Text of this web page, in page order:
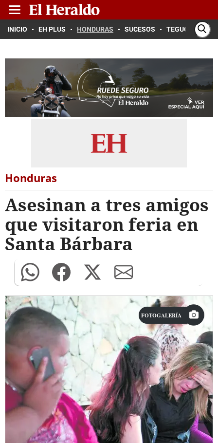
INICIO EH PLUS HONDURAS SUCESOS TEGUCIGALPA
Honduras
Asesinan a tres amigos
que visitaron feria en
Santa Bárbara
FOTOGALERÍA